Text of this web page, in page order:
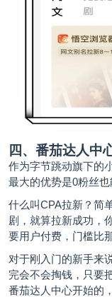
四、番茄达人中
作为字节跳动旗下的
最大的优势是0粉丝也
什么叫CPA拉新？简
剧，就算拉新成功，
要用户付费，门槛比
对于刚入门的新手来
完会不会掏钱，只要
番茄达人中心开始的